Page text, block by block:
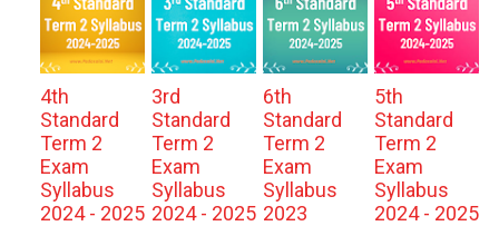
4th
Standard
Term 2
Exam
Syllabus
2024 - 2025
3rd
Standard
Term 2
Exam
Syllabus
2024 - 2025
6th
Standard
Term 2
Exam
Syllabus
2023
5th
Standard
Term 2
Exam
Syllabus
2024 - 2025